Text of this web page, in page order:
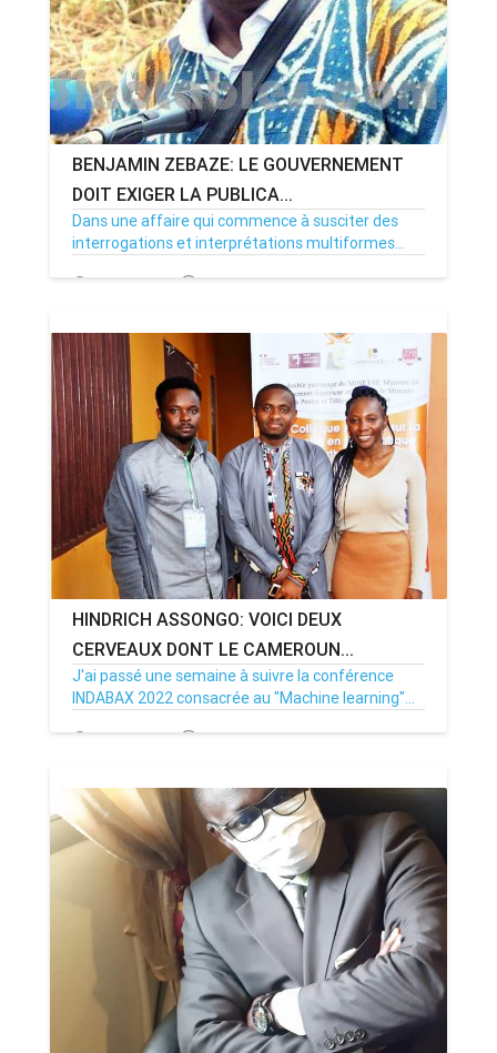
BENJAMIN ZEBAZE: LE GOUVERNEMENT
DOIT EXIGER LA PUBLICA...
Dans une affaire qui commence à susciter des
interrogations et interprétations multiformes...
03/11/22 Par MenouActu 0
HINDRICH ASSONGO: VOICI DEUX
CERVEAUX DONT LE CAMEROUN...
J'ai passé une semaine à suivre la conférence
INDABAX 2022 consacrée au "Machine learning"...
12/10/22 Par MenouActu 0